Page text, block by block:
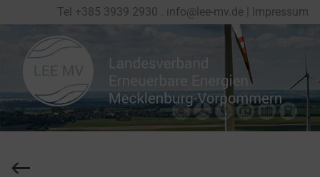
Tel +385 3939 2930 info@lee-mv.de Impressum